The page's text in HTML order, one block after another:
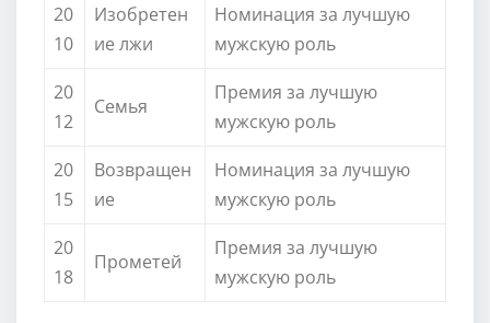
20
10
Изобретен
ие лжи
Номинация за лучшую
мужскую роль
20
12
Семья
Премия за лучшую
мужскую роль
20
15
Возвращен
ие
Номинация за лучшую
мужскую роль
20
18
Прометей
Премия за лучшую
мужскую роль